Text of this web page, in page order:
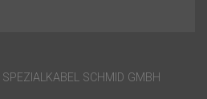
SCHMID GMBH